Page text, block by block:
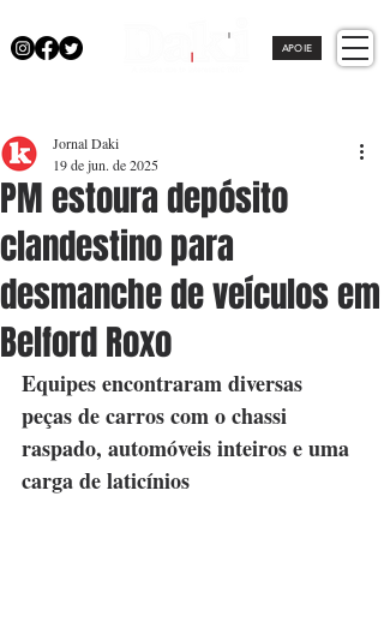
APOIE
PM estoura depósito
clandestino para
desmanche de veículos em
Belford Roxo
Jornal Daki
19 de jun. de 2025
Equipes encontraram diversas
peças de carros com o chassi
raspado, automóveis inteiros e uma
carga de laticínios